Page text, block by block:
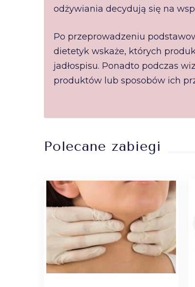
odżywiania decydują się na
Po przeprowadzeniu
dietetyk wskaże, których
jadłospisu. Ponadto podczas
produktów lub sposobów ich
Polecane zabiegi